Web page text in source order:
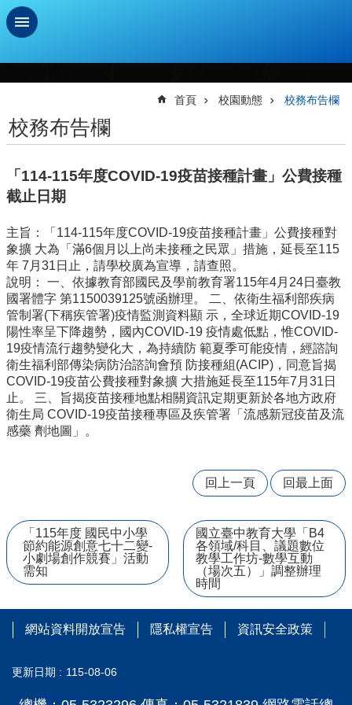
跳到主要內容區塊
學
扶
助
驗
新
生
資
訊
及
總
量
管
制
辦
法
台
正
常
學
核
首頁 校園動態 校務布告欄
校務布告欄
「114-115年度COVID-19疫苗接種計畫」公費接種
截止日期
主旨：「114-115年度COVID-19疫苗接種計畫」公費接種對
象擴 大為「滿6個月以上尚未接種之民眾」措施，延長至115
年 7月31日止，請學校廣為宣導，請查照。
說明： 一、依據教育部國民及學前教育署115年4月24日臺教
國署體字 第1150039125號函辦理。 二、依衛生福利部疾病
管制署(下稱疾管署)疫情監測資料顯 示，全球近期COVID-19
陽性率呈下降趨勢，國內COVID-19 疫情處低點，惟COVID-
19疫情流行趨勢變化大，為持續防 範夏季可能疫情，經諮詢
衛生福利部傳染病防治諮詢會預 防接種組(ACIP)，同意旨揭
COVID-19疫苗公費接種對象擴 大措施延長至115年7月31日
止。 三、旨揭疫苗接種地點相關資訊定期更新於各地方政府
衛生局 COVID-19疫苗接種專區及疾管署「流感新冠疫苗及流
感藥 劑地圖」。
回上一頁 回最上面
「115年度 國民中小學
節約能源創意七十二變-
小劇場創作競賽」活動
需知
國立臺中教育大學「B4
各領域/科目、議題數位
教學工作坊-數學互動
（場次五）」調整辦理
時間
網站資料開放宣告 隱私權宣告 資訊安全政策
更新日期 115-08-06